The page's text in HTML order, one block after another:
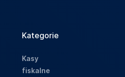
Kategorie
Kasy
fiskalne